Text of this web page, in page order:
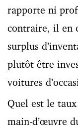
rapporte ni
contraire, il en
surplus
plutôt être
voitures
Quel est le
main-d’œuvre